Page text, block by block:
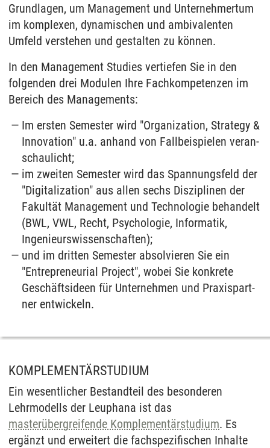
Grundlagen, um Management und Unternehmertum
im komplexen, dynamischen und ambivalenten
Umfeld verstehen und gestalten zu können.
In den Management Studies vertiefen Sie in den
folgenden drei Modulen Ihre Fachkompetenzen im
Bereich des Managements:
Im ers­ten Se­mes­ter wird "Or­ga­niza­t­i­on, Stra­te­gy &
In­no­va­ti­on" u.a. an­hand von Fall­bei­spie­len ver­an­
schau­licht;
im zwei­ten Se­mes­ter wird das Span­nungs­feld der
"Di­gi­ta­liza­t­i­on" aus allen sechs Disziplinen der
Fakultät Management und Technologie be­han­delt
(BWL, VWL, Recht, Psychologie, Informatik,
Ingenieurswissenschaften);
und im drit­ten Se­mes­ter absolvieren Sie ein
"Entrepreneurial Project", wo­bei Sie kon­kre­te
Geschäfts­ide­en für Un­ter­neh­men und Pra­xis­part­
ner ent­wi­ckeln.
KOMPLEMENTÄRSTUDIUM
Ein wesentlicher Bestandteil des besonderen
Lehrmodells der Leuphana ist das
masterübergreifende Komplementärstudium. Es
ergänzt und erweitert die fachspezifischen Inhalte